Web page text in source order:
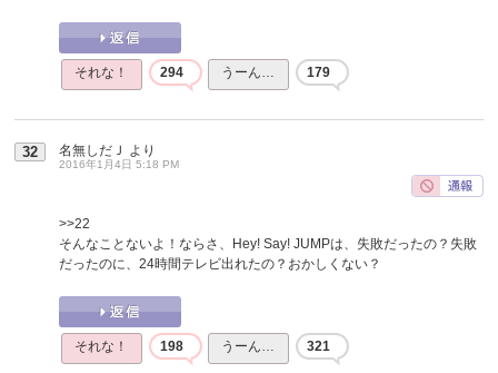
それな！ 294 うーん… 179
32 名無しだＪ より
2016年1月4日 5:18 PM
>>22
そんなことないよ！ならさ、Hey! Say! JUMPは、失敗だったの？失敗
だったのに、24時間テレビ出れたの？おかしくない？
それな！ 198 うーん… 321